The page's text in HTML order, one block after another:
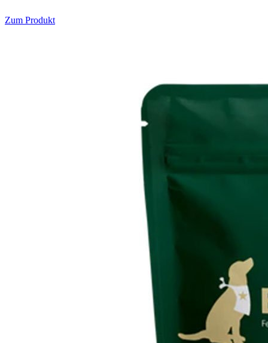
Zum Produkt